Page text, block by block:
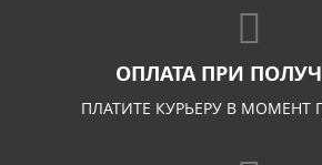
ОПЛАТА ПРИ
ПЛАТИТЕ КУРЬЕРУ В МОМЕНТ